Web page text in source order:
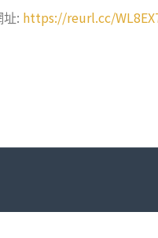
址: https://reurl.cc/